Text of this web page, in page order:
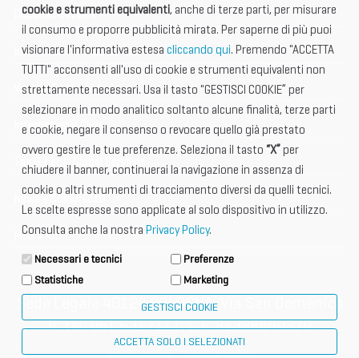
Documentazione
Informazione importante
Vetrina Espositori
International Club
Tax & Legal Global Services
News e Comunicati
Media Kit
Sede Legale 40124 BOLOGNA, Via San Domenico
4, tel. 051 6317111, C.F. 91398840370
privacy policy cookie policy
cookie e strumenti equivalenti, anche di terze parti, per misurare
il consumo e proporre pubblicità mirata. Per saperne di più puoi
visionare l'informativa estesa cliccando qui. Premendo "ACCETTA
TUTTI" acconsenti all'uso di cookie e strumenti equivalenti non
strettamente necessari. Usa il tasto "GESTISCI COOKIE” per
selezionare in modo analitico soltanto alcune finalità, terze parti
e cookie, negare il consenso o revocare quello già prestato
ovvero gestire le tue preferenze. Seleziona il tasto “X” per
chiudere il banner, continuerai la navigazione in assenza di
cookie o altri strumenti di tracciamento diversi da quelli tecnici.
Le scelte espresse sono applicate al solo dispositivo in utilizzo.
Consulta anche la nostra Privacy Policy.
Necessari e tecnici
Preferenze
Statistiche
Marketing
GESTISCI COOKIE
ACCETTA SOLO I SELEZIONATI